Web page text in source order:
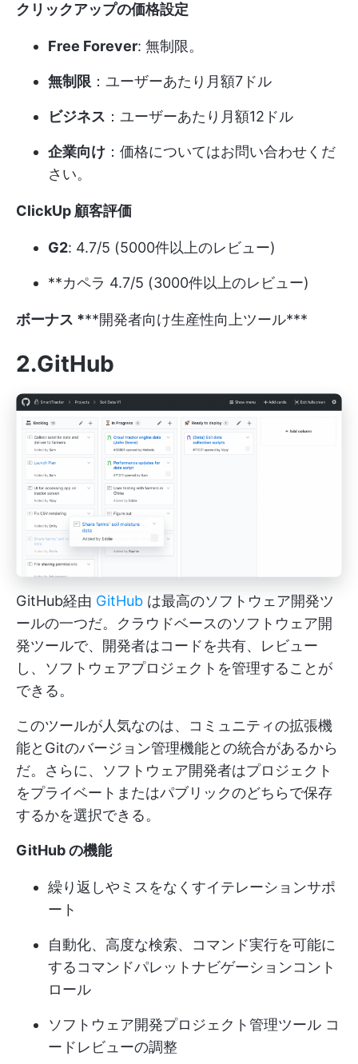
クリックアップの価格設定
Free Forever: 無制限。
無制限 ：ユーザーあたり月額7ドル
ビジネス ：ユーザーあたり月額12ドル
企業向け ：価格についてはお問い合わせくだ
さい。
ClickUp 顧客評価
G2: 4.7/5 (5000件以上のレビュー)
**カペラ 4.7/5 (3000件以上のレビュー)
ボーナス ***開発者向け生産性向上ツール***
2.GitHub
GitHub経由 GitHub は最高のソフトウェア開発ツ
ールの一つだ。クラウドベースのソフトウェア開
発ツールで、開発者はコードを共有、レビュー
し、ソフトウェアプロジェクトを管理することが
できる。
このツールが人気なのは、コミュニティの拡張機
能とGitのバージョン管理機能との統合があるから
だ。さらに、ソフトウェア開発者はプロジェクト
をプライベートまたはパブリックのどちらで保存
するかを選択できる。
GitHub の機能
繰り返しやミスをなくすイテレーションサポ
ート
自動化、高度な検索、コマンド実行を可能に
するコマンドパレットナビゲーションコント
ロール
ソフトウェア開発プロジェクト管理ツール コ
ードレビューの調整